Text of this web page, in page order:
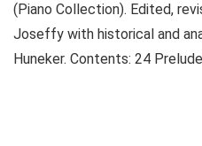
(Piano Collection). Edited,
Joseffy with historical and
Huneker. Contents: 24